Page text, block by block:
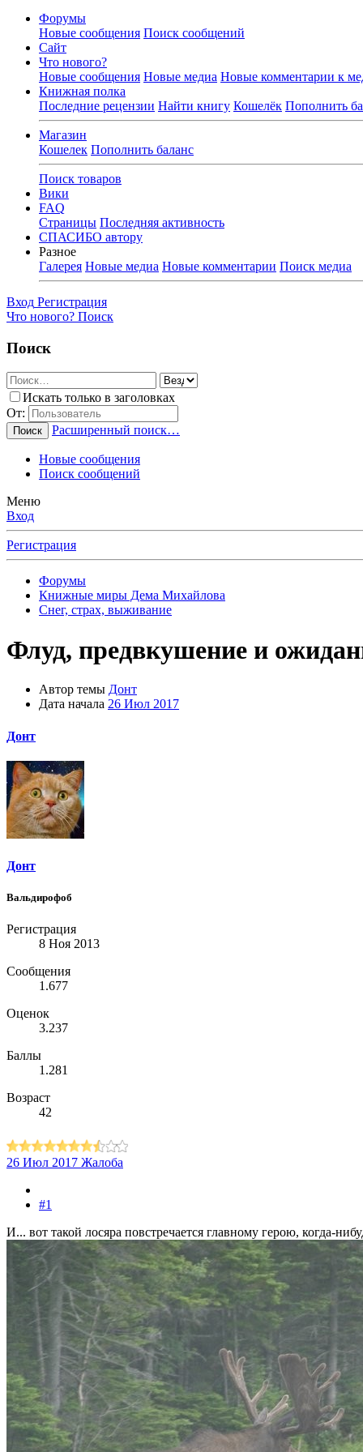
Форумы
Новые сообщения Поиск сообщений
Сайт
Что нового?
Новые сообщения Новые медиа Новые комментарии к
Книжная полка
Последние рецензии Найти книгу Кошелёк Пополнить
Магазин
Кошелек Пополнить баланс
Поиск товаров
Вики
FAQ
Страницы Последняя активность
СПАСИБО автору
Разное
Галерея Новые медиа Новые комментарии Поиск медиа
Вход Регистрация
Что нового? Поиск
Поиск
Искать только в заголовках
От:
Поиск Расширенный поиск…
Новые сообщения
Поиск сообщений
Меню
Вход
Регистрация
Форумы
Книжные миры Дема Михайлова
Снег, страх, выживание
Флуд, предвкушение и
Автор темы Донт
Дата начала 26 Июл 2017
Донт
Донт
Вальдирофоб
Регистрация
8 Ноя 2013
Сообщения
1.677
Оценок
3.237
Баллы
1.281
Возраст
42
26 Июл 2017 Жалоба
#1
И... вот такой лосяра повстречается главному герою, когда-